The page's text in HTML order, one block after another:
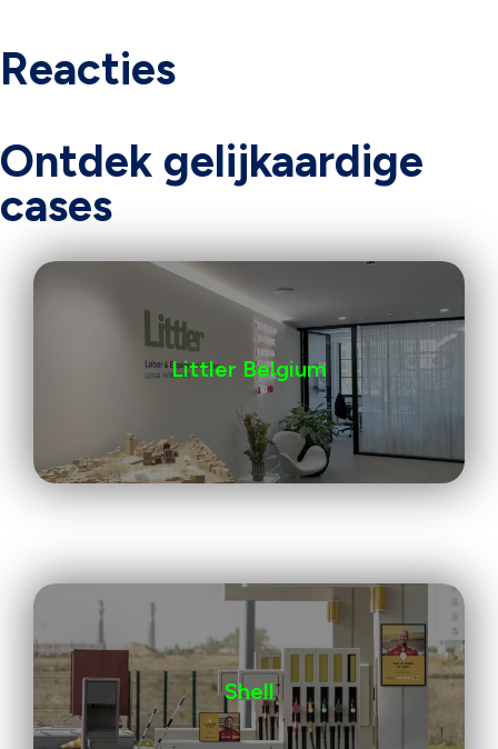
Reacties
Ontdek gelijkaardige
cases
Littler Belgium
Shell